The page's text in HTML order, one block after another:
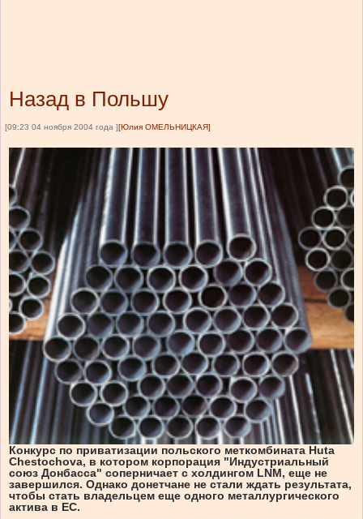
Назад в Польшу
[09:23 04 ноября 2004 года ] [Юлия ОМЕЛЬНИЦКАЯ]
Конкурс по приватизации польского меткомбината Huta
Chestochova, в котором корпорация "Индустриальный
союз Донбасса" соперничает с холдингом LNM, еще не
завершился. Однако донетчане не стали ждать результата,
чтобы стать владельцем еще одного металлургического
актива в ЕС.